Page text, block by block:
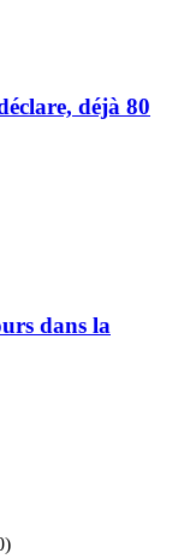
déjà 80
dans la